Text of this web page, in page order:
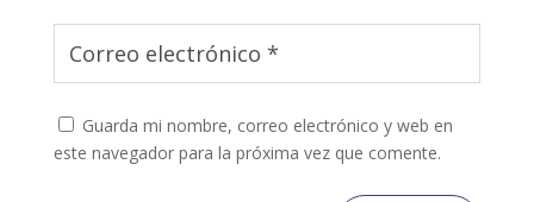
Guarda mi nombre, correo electrónico y web en
este navegador para la próxima vez que comente.